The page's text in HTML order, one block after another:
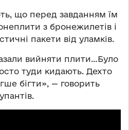
що перед завданням їм
з бронежилетів і
пакети від уламків.
вийняти плити…Було
туди кидають. Дехто
бігти», — говорить